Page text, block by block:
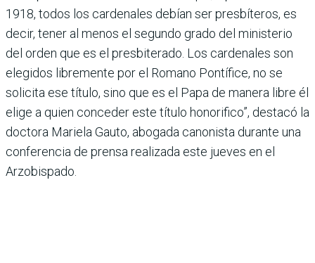
1918, todos los cardenales debían ser presbíteros, es
decir, tener al menos el segundo grado del ministerio
del orden que es el presbiterado. Los cardenales son
elegidos libremente por el Romano Pontífice, no se
solicita ese título, sino que es el Papa de manera libre él
elige a quien conceder este título honorifico”, destacó la
doctora Mariela Gauto, abogada canonista durante una
conferencia de prensa realizada este jueves en el
Arzobispado.